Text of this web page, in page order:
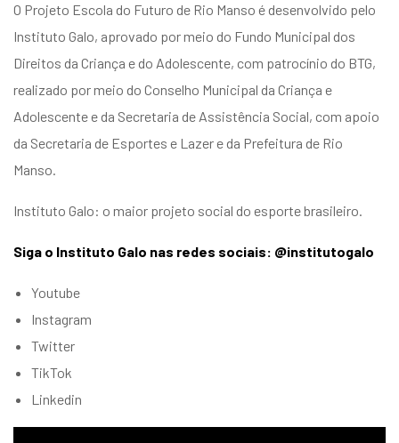
O Projeto Escola do Futuro de Rio Manso é desenvolvido pelo
Instituto Galo, aprovado por meio do Fundo Municipal dos
Direitos da Criança e do Adolescente, com patrocínio do BTG,
realizado por meio do Conselho Municipal da Criança e
Adolescente e da Secretaria de Assistência Social, com apoio
da Secretaria de Esportes e Lazer e da Prefeitura de Rio
Manso.
Instituto Galo: o maior projeto social do esporte brasileiro.
Siga o Instituto Galo nas redes sociais: @institutogalo
Youtube
Instagram
Twitter
TikTok
Linkedin